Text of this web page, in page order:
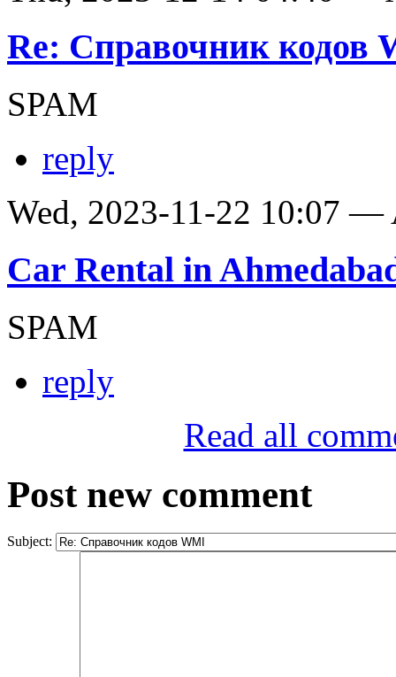
Re: Справочник кодов
SPAM
reply
Wed, 2023-11-22 10:07 —
Car Rental in
SPAM
reply
Read all
Post new comment
Subject: